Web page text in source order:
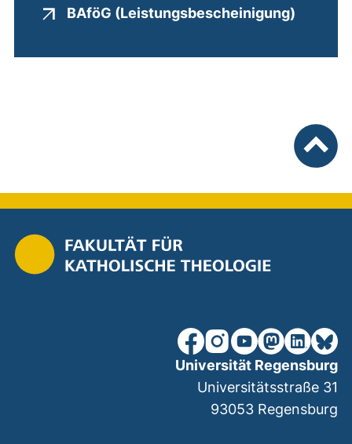
BAföG (Leistungsbescheinigung)
unsere Facebook-Seite
unsere Instagram-
unsere YouTube-
unsereunsere
Universität Regensburg
Universitätsstraße 31
93053 Regensburg